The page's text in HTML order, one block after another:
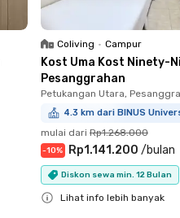
Coliving • Campur
Kost Uma Kost Ninety-
Pesanggrahan
Petukangan Utara,
4.3 km dari BINUS
mulai dari Rp1.268.000
-10% Rp1.141.200 /bulan
Diskon sewa min. 12 Bulan
Lihat info lebih banyak